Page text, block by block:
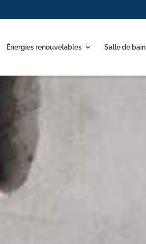
Énergies renouvelables Salle de bain